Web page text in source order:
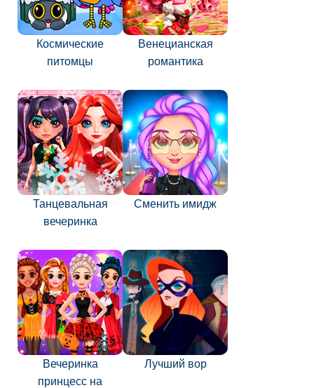
Космические
питомцы
Венецианская
романтика
Танцевальная
вечеринка
Сменить имидж
Вечеринка
принцесс на
Лучший вор